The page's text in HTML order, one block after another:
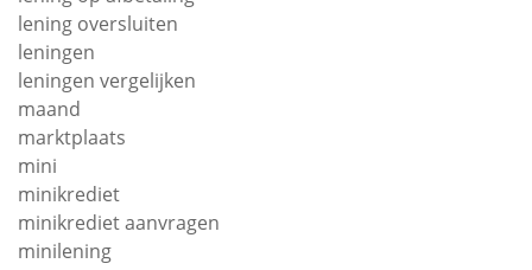
lening oversluiten
leningen
leningen vergelijken
maand
marktplaats
mini
minikrediet
minikrediet aanvragen
minilening